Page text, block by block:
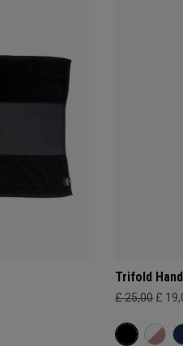
Trifold
£ 25,00 £